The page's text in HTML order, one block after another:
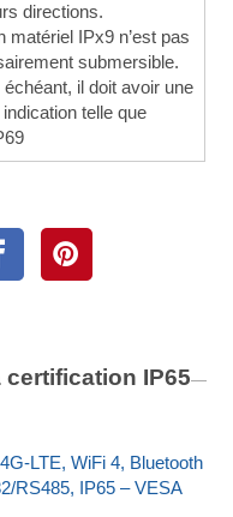
directions.
matériel IPx9 n’est pas
submersible.
échéant, il doit avoir une
indication telle que
certification IP65